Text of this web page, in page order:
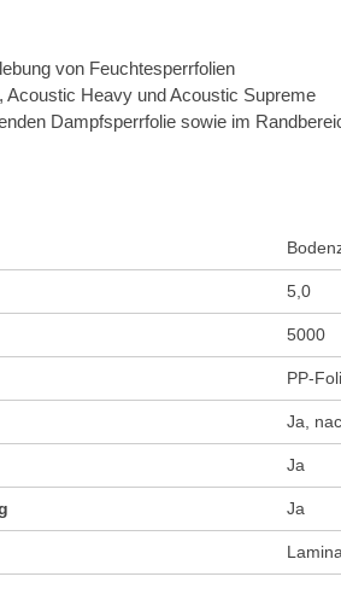
von Feuchtesperrfolien
Acoustic Heavy und Acoustic Supreme
Dampfsperrfolie sowie im
5,0
5000
PP-
Ja,
Ja
Ja